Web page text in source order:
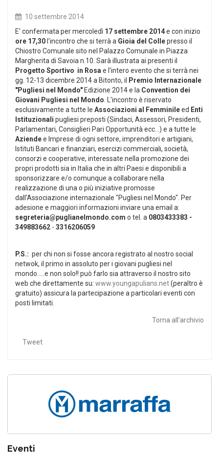
10 settembre 2014
E' confermata per mercoledì 17 settembre 2014e con inizio
ore 17,30 l'incontro che si terrà a Gioia del Collepresso il
Chiostro Comunale sito nel Palazzo Comunale in Piazza
Margherita di Savoia n.10. Sarà illustrata ai presenti il
Progetto Sportivo in Rosa e l'intero evento che si terrà nei
gg. 12-13 dicembre 2014 a Bitonto, il
Premio Internazionale
"Pugliesi nel Mondo" Edizione 2014 e la Convention dei
Giovani Pugliesi nel Mondo . L'incontro è riservato
esclusivamente a tutte le Associazioni al Femminileed Enti
Istituzionali pugliesi preposti (Sindaci, Assessori, Presidenti,
Parlamentari, Consiglieri Pari Opportunità ecc...) e a tutte le
Aziendee Imprese di ogni settore, imprenditori e artigiani,
Istituti Bancari e finanziari, esercizi commerciali, società,
consorzi e cooperative, interessate nella promozione dei
propri prodotti sia in Italia che in altri Paesi e disponibili a
sponsorizzare e/o comunque a collaborare nella
realizzazione di una o più iniziative promosse
dall'Associazione internazionale "Pugliesi nel Mondo". Per
adesione e maggiori informazioni inviare una email a:
segreteria@puglianelmondo.com o tel. a 0803433383 -
349883662 - 3316206059
P.S.: per chi non si fosse ancora registrato al nostro social
netwok, il primo in assoluto per i giovani pugliesi nel
mondo.....e non solo!! può farlo sia attraverso il nostro sito
web che direttamente su: www.youngapulians.net(peraltro è
gratuito) assicura la partecipazione a particolari eventi con
posti limitati.
Torna all'archivio
Tweet
Eventi